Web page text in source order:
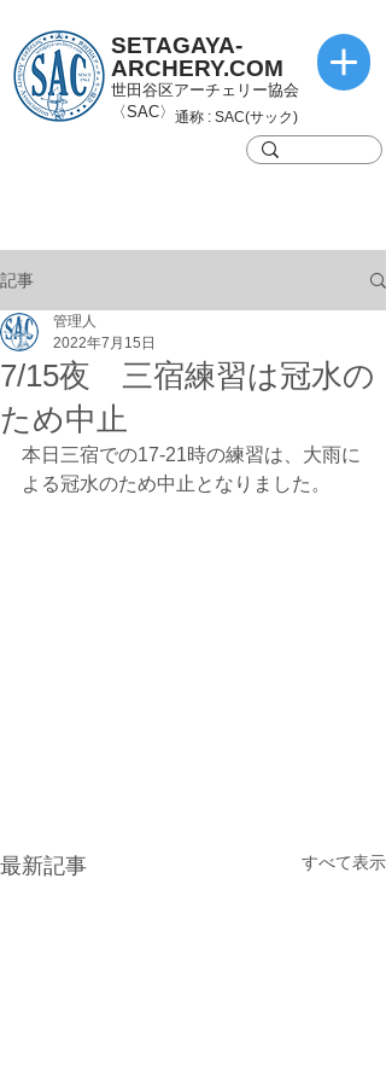
SETAGAYA-
ARCHERY.COM
世田谷区アーチェリー協会
〈SAC〉 通称 : SAC(サック)
記事
7/15夜 三宿練習は冠水の
ため中止
管理人
2022年7月15日
本日三宿での17-21時の練習は、大雨に
よる冠水のため中止となりました。
最新記事 すべて表示